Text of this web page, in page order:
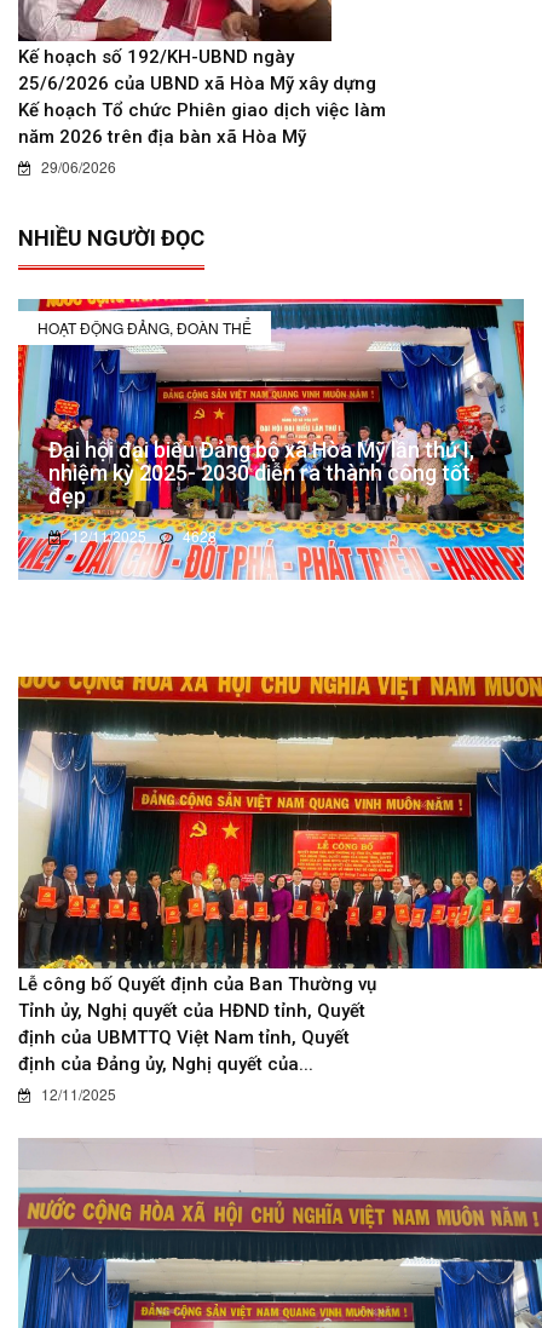
Kế hoạch số 192/KH-UBND ngày
25/6/2026 của UBND xã Hòa Mỹ xây dựng
Kế hoạch Tổ chức Phiên giao dịch việc làm
năm 2026 trên địa bàn xã Hòa Mỹ
29/06/2026
NHIỀU NGƯỜI ĐỌC
HOẠT ĐỘNG ĐẢNG, ĐOÀN THỂ
Đại hội đại biểu Đảng bộ xã Hòa Mỹ lần thứ I,
nhiệm kỳ 2025- 2030 diễn ra thành công tốt
đẹp
12/11/2025 4628
Lễ công bố Quyết định của Ban Thường vụ
Tỉnh ủy, Nghị quyết của HĐND tỉnh, Quyết
định của UBMTTQ Việt Nam tỉnh, Quyết
định của Đảng ủy, Nghị quyết của...
12/11/2025